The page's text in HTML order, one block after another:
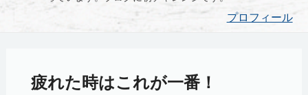
プロフィール
疲れた時はこれが一番！